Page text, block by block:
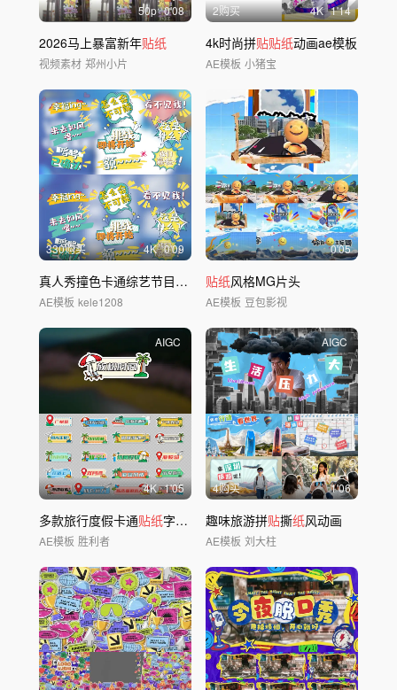
50p 0'08
2026马上暴富新年贴纸
视频素材 郑州小片
2购买 4K 1'14
4k时尚拼贴贴纸动画ae模板
AE模板 小猪宝
330购买 4K 0'09
真人秀撞色卡通综艺节目花字【含字体】
AE模板 kele1208
0'05
贴纸风格MG片头
AE模板 豆包影视
AIGC
4K 1'05
多款旅行度假卡通贴纸字幕条
AE模板 胜利者
AIGC
4购买 1'06
趣味旅游拼贴撕纸风动画
AE模板 刘大柱